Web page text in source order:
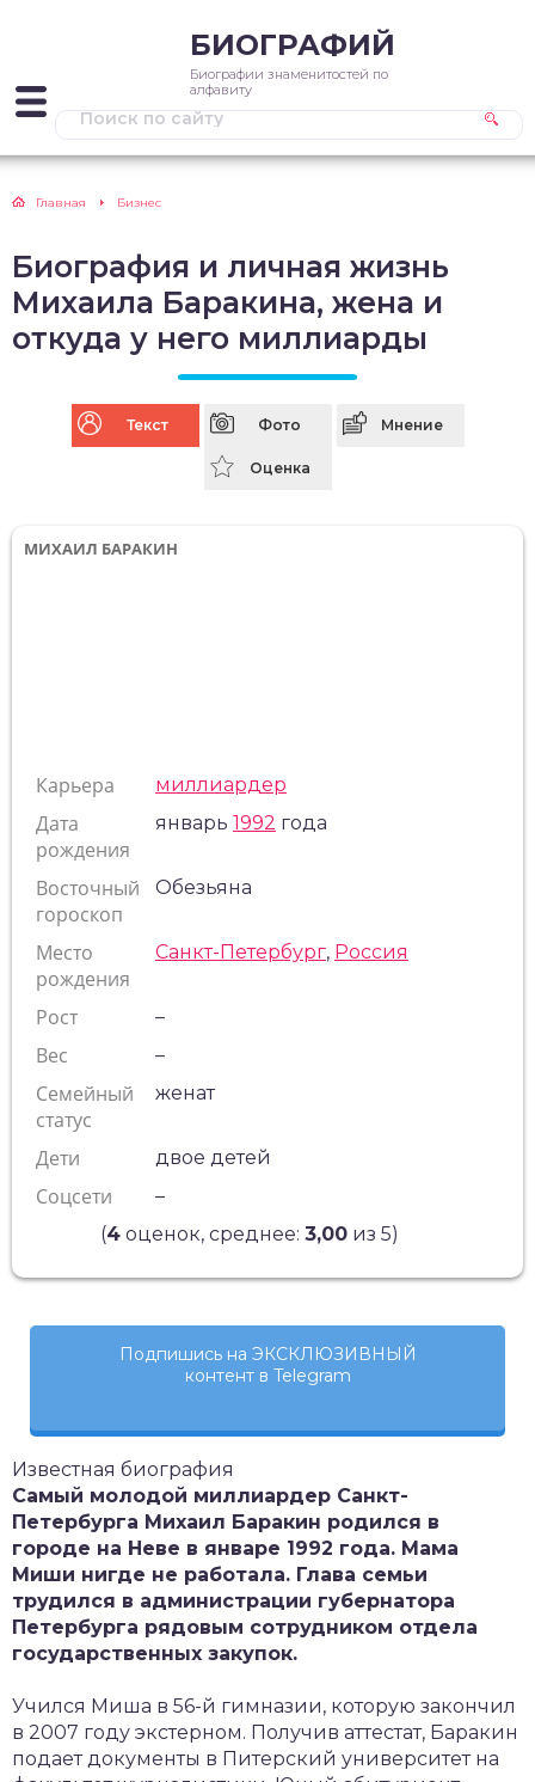
БИОГРАФИЙ
Биографии знаменитостей по
алфавиту
Главная Бизнес
Биография и личная жизнь
Михаила Баракина, жена и
откуда у него миллиарды
Текст Фото Мнение
Оценка
МИХАИЛ БАРАКИН
Карьера миллиардер
Дата
рождения
январь 1992 года
Восточный
гороскоп
Обезьяна
Место
рождения
Санкт-Петербург, Россия
Рост –
Вес –
Семейный
статус
женат
Дети двое детей
Соцсети
–
(4 оценок, среднее: 3,00 из 5)
Подпишись на ЭКСКЛЮЗИВНЫЙ
контент в Telegram
Известная биография
Самый молодой миллиардер Санкт-
Петербурга Михаил Баракин родился в
городе на Неве в январе 1992 года. Мама
Миши нигде не работала. Глава семьи
трудился в администрации губернатора
Петербурга рядовым сотрудником отдела
государственных закупок.
Учился Миша в 56-й гимназии, которую закончил
в 2007 году экстерном. Получив аттестат, Баракин
подает документы в Питерский университет на